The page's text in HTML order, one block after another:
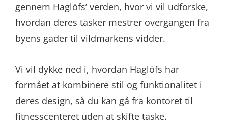
gennem Haglöfs’ verden, hvor vi vil udforske,
hvordan deres tasker mestrer overgangen fra
byens gader til vildmarkens vidder.
Vi vil dykke ned i, hvordan Haglöfs har
formået at kombinere stil og funktionalitet i
deres design, så du kan gå fra kontoret til
fitnesscenteret uden at skifte taske.